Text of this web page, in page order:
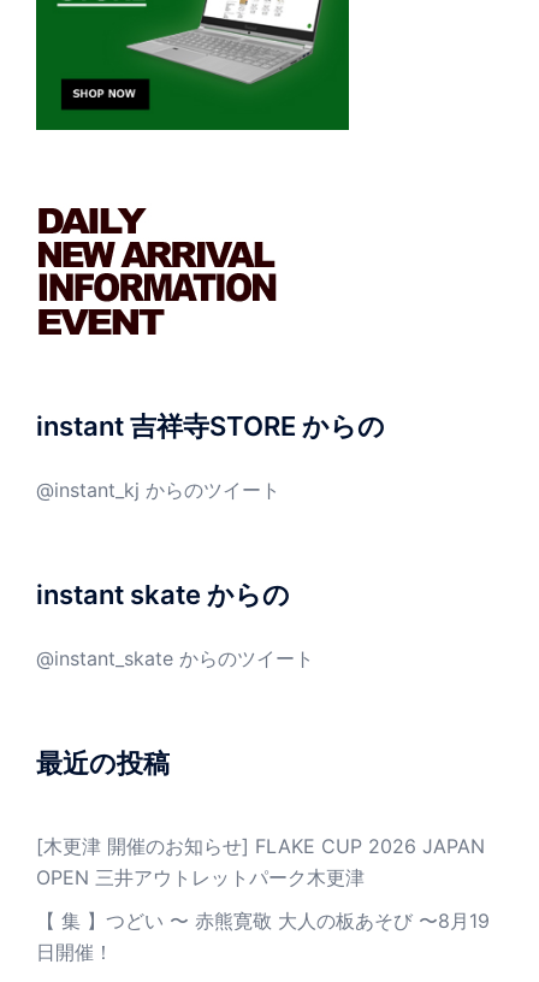
instant 吉祥寺STORE からの
@instant_kj からのツイート
instant skate からの
@instant_skate からのツイート
最近の投稿
[木更津 開催のお知らせ] FLAKE CUP 2026 JAPAN
OPEN 三井アウトレットパーク木更津
【 集 】つどい 〜 赤熊寛敬 大人の板あそび 〜8月19
日開催！